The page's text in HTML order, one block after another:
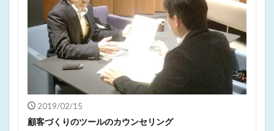
2019/02/15
顧客づくりのツールのカウンセリング